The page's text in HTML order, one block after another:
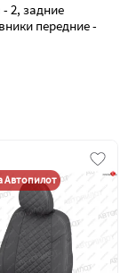
2, задние
передние -
Автопилот